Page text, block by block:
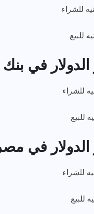
في بنك
في